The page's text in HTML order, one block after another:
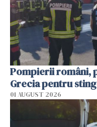
Pompierii români,
Grecia pentru
01 AUGUST 2026